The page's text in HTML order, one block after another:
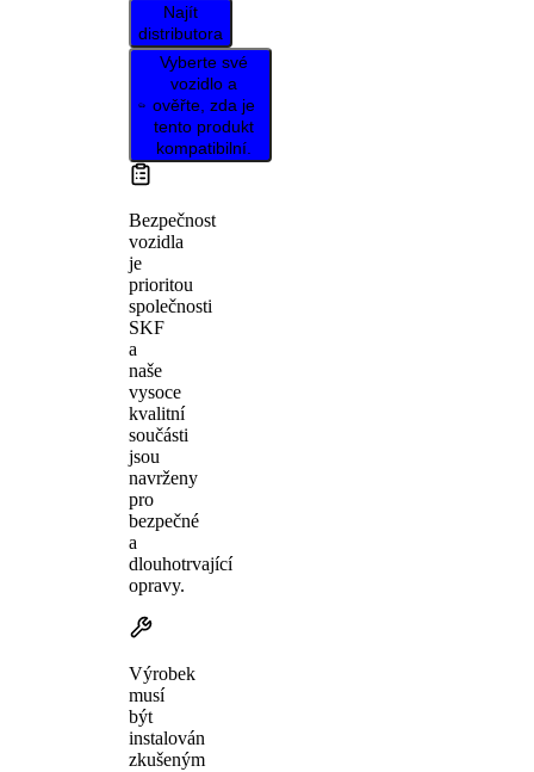
Najít
distributora
Vyberte své
vozidlo a
ověřte, zda je
tento produkt
kompatibilní.
Bezpečnost
vozidla
je
prioritou
společnosti
SKF
a
naše
vysoce
kvalitní
součásti
jsou
navrženy
pro
bezpečné
a
dlouhotrvající
opravy.
Výrobek
musí
být
instalován
zkušeným